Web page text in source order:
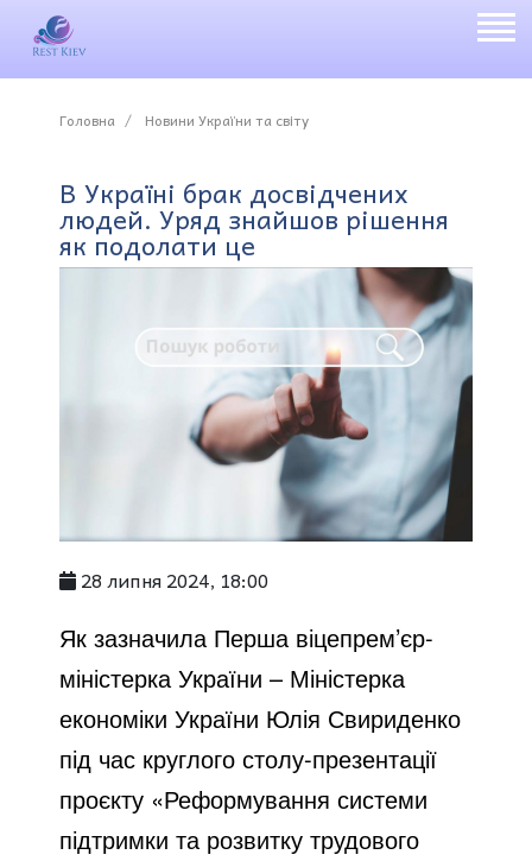
Головна Новини України та світу
В Україні брак досвідчених
людей. Уряд знайшов рішення
як подолати це
28 липня 2024, 18:00
Як зазначила Перша віцепрем’єр-
міністерка України – Міністерка
економіки України Юлія Свириденко
під час круглого столу-презентації
проєкту «Реформування системи
підтримки та розвитку трудового